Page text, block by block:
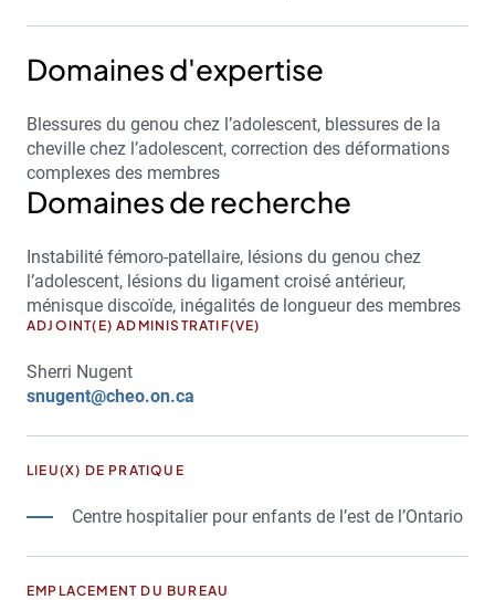
Domaines d'expertise
Blessures du genou chez l’adolescent, blessures de la
cheville chez l’adolescent, correction des déformations
complexes des membres
Domaines de recherche
Instabilité fémoro-patellaire, lésions du genou chez
l’adolescent, lésions du ligament croisé antérieur,
ménisque discoïde, inégalités de longueur des membres
ADJOINT(E) ADMINISTRATIF(VE)
Sherri Nugent
snugent@cheo.on.ca
LIEU(X) DE PRATIQUE
Centre hospitalier pour enfants de l’est de l’Ontario
EMPLACEMENT DU BUREAU